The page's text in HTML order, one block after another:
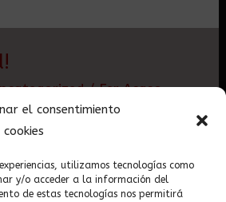
el consentimiento
utilizamos tecnologías como
y/o acceder a la información del
de estas tecnologías nos permitirá
/Fer Acaso
This is your first post.